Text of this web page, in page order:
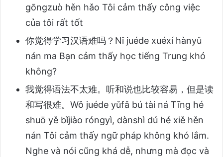
gōngzuò hěn hǎo Tôi cảm thấy công việc
của tôi rất tốt
你觉得学习汉语难吗？Nǐ juéde xuéxí hànyǔ
nán ma Bạn cảm thấy học tiếng Trung khó
không?
我觉得语法不太难。听和说也比较容易，但是读
和写很难。Wǒ juéde yǔfǎ bú tài ná Tīng hé
shuō yě bǐjiào róngyì, dànshì dú hé xiě hěn
nán Tôi cảm thấy ngữ pháp không khó lắm.
Nghe và nói cũng khá dễ, nhưng mà đọc và